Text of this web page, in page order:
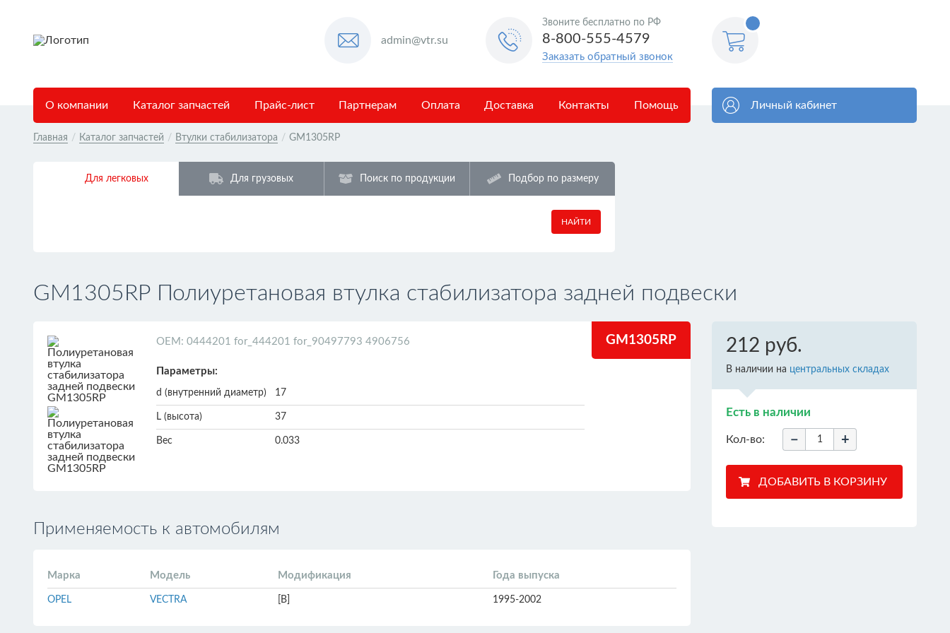
admin@vtr.su
Звоните бесплатно по РФ
8-800-555-4579
Заказать обратный звонок
order.count
|| 0 @>
О компании Каталог запчастей Прайс-лист Партнерам Оплата Доставка Контакты Помощь Личный кабинет
Главная / Каталог запчастей / Втулки стабилизатора / GM1305RP
Для легковых
НАЙТИ
Для грузовых Поиск по продукции Подбор по размеру
GM1305RP Полиуретановая втулка стабилизатора задней подвески
GM1305RP
ОЕМ: 0444201 for_444201 for_90497793 4906756
Параметры:
d (внутренний диаметр) 17
L (высота) 37
Вес 0.033
Применяемость к автомобилям
Марка Модель Модификация Года выпуска
OPEL VECTRA [B] 1995-2002
212 руб.
В наличии на центральных складах
Есть в наличии
Кол-во: − +